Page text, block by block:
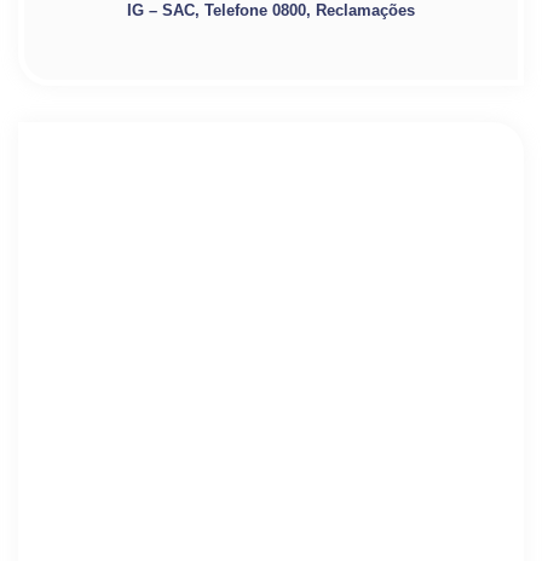
IG – SAC, Telefone 0800, Reclamações